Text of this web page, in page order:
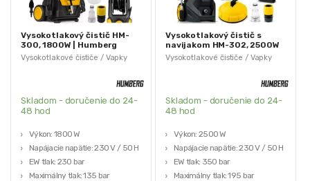
Vysokotlakové čističe / Vapky
Vysokotlakový čistič HM-
300, 1800W | Humberg
Skladom - doručenie do 24-
48 hod
Výkon: 1800 W
Napájacie napätie: 230 V / 50 Hz
EW tlak: 230 bar
Maximálny tlak: 135 bar
Vysokotlakové čističe / Vapky
Vysokotlakový čistič s
navijakom HM-302, 2500W
| Humberg
Skladom - doručenie do 24-
48 hod
Výkon: 2500 W
Napájacie napätie: 230 V / 50 Hz
EW tlak: 350 bar
Maximálny tlak: 195 bar